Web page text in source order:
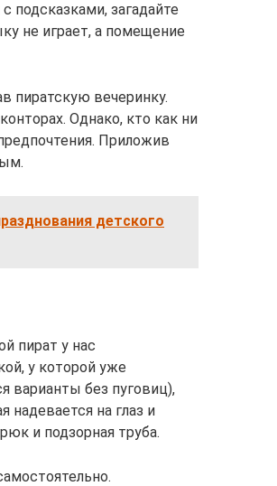
подсказками, загадайте
не играет, а помещение
пиратскую вечеринку.
Однако, кто как ни
Приложив
детского
пират у нас
у которой уже
варианты без пуговиц),
надевается на глаз и
и подзорная труба.